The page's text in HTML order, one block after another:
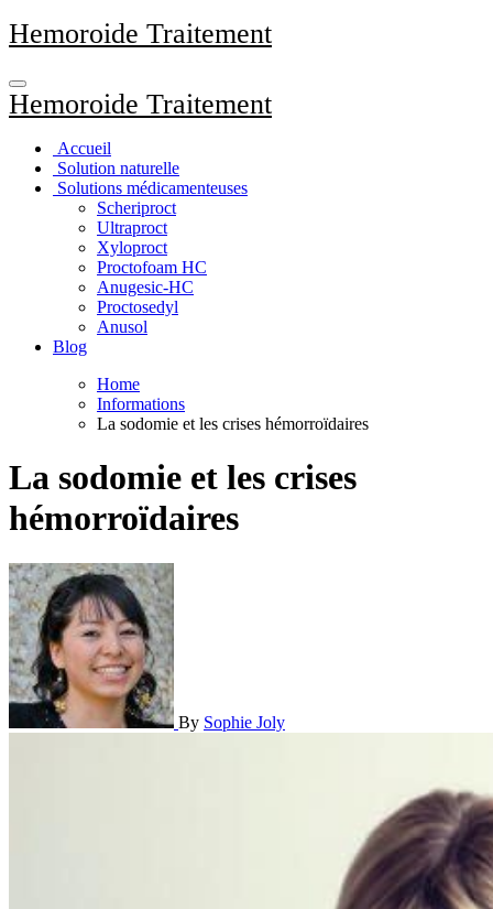
Aller
au
principal
Hemoroide Traitement
Hemoroide Traitement
Accueil
Solution naturelle
Solutions médicamenteuses
Scheriproct
Ultraproct
Xyloproct
Proctofoam HC
Anugesic-HC
Proctosedyl
Anusol
Blog
Home
Informations
La sodomie et les crises hémorroïdaires
La sodomie et les crises
hémorroïdaires
By Sophie Joly